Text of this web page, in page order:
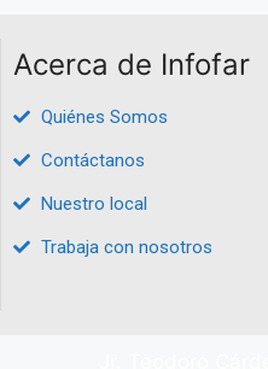
Acerca de Infofar
Quiénes Somos
Contáctanos
Nuestro local
Trabaja con nosotros